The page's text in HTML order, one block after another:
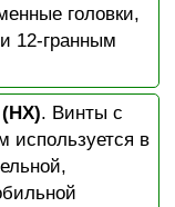
головки,
12-гранным
. Винты с
в